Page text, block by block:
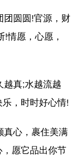
团圆圆!官源，财
情愿，心愿，
越真;水越流越
，时时好心情!
真心，裹住美满
愿它品出你节